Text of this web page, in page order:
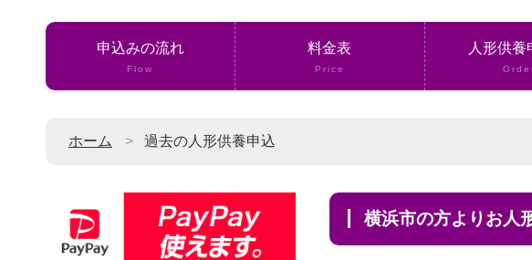
申込みの流れ
Flow
料金表
Price
人形供養
ホーム 過去の人形供養申込
横浜市の方よりお